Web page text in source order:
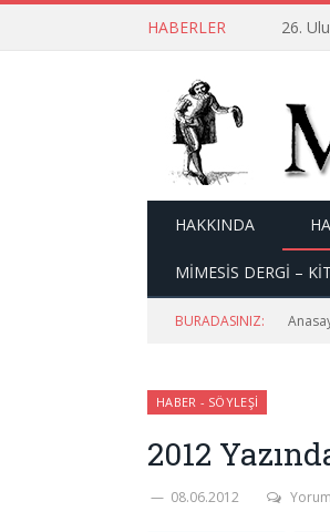
HABERLER 26.
HAKKINDA
MİMESİS DERGİ –
BURADASINIZ:
HABER - SÖYLEŞI
2012
08.06.2012